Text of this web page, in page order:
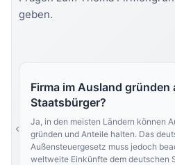
geben.
Firma im Ausland gründen
Staatsbürger?
Ja, in den meisten Ländern können
gründen und Anteile halten. Das
Außensteuergesetz muss jedoch
weltweite Einkünfte dem deutschen